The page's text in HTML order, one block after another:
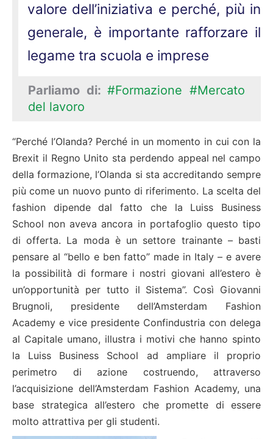
valore dell’iniziativa e perché, più in
generale, è importante rafforzare il
legame tra scuola e imprese
Parliamo di:#Formazione #Mercato
del lavoro
“Perché l’Olanda? Perché in un momento in cui con la
Brexit il Regno Unito sta perdendo appeal nel campo
della formazione, l’Olanda si sta accreditando sempre
più come un nuovo punto di riferimento. La scelta del
fashion dipende dal fatto che la Luiss Business
School non aveva ancora in portafoglio questo tipo
di offerta. La moda è un settore trainante – basti
pensare al “bello e ben fatto” made in Italy – e avere
la possibilità di formare i nostri giovani all’estero è
un’opportunità per tutto il Sistema”. Così Giovanni
Brugnoli, presidente dell’Amsterdam Fashion
Academy e vice presidente Confindustria con delega
al Capitale umano, illustra i motivi che hanno spinto
la Luiss Business School ad ampliare il proprio
perimetro di azione costruendo, attraverso
l’acquisizione dell’Amsterdam Fashion Academy, una
base strategica all’estero che promette di essere
molto attrattiva per gli studenti.